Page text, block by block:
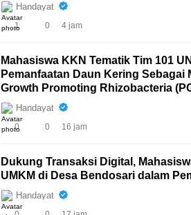
Handayat
1 0 4 jam
Mahasiswa KKN Tematik Tim 101
Pemanfaatan Daun Kering
Growth Promoting Rhizobacteria
Perbalan Kelurahan Gunungpati
Handayat
0 0 16 jam
Dukung Transaksi Digital,
UMKM di Desa Bendosari dalam
Handayat